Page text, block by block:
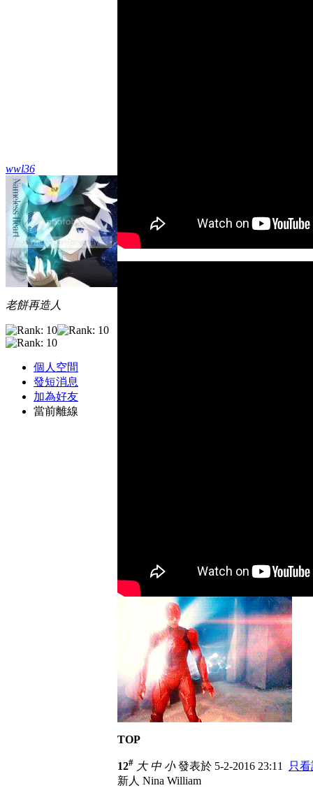
wwl36
老餅再造人
個人空間
發短消息
加為好友
當前離線
TOP
12# 大 中 小發表於 5-2-2016 23:11
只
新人 Nina William